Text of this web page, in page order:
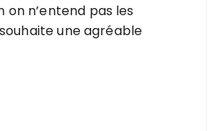
on n’entend pas les
une agréable